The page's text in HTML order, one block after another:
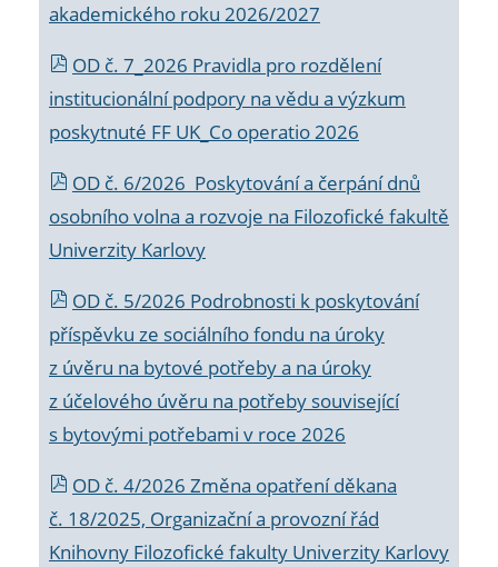
akademického roku 2026/2027
OD č. 7_2026 Pravidla pro rozdělení
institucionální podpory na vědu a výzkum
poskytnuté FF UK_Co operatio 2026
OD č. 6/2026 Poskytování a čerpání dnů
osobního volna a rozvoje na Filozofické fakultě
Univerzity Karlovy
OD č. 5/2026 Podrobnosti k poskytování
příspěvku ze sociálního fondu na úroky
z úvěru na bytové potřeby a na úroky
z účelového úvěru na potřeby související
s bytovými potřebami v roce 2026
OD č. 4/2026 Změna opatření děkana
č. 18/2025, Organizační a provozní řád
Knihovny Filozofické fakulty Univerzity Karlovy